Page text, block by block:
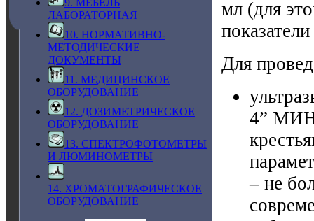
9. МЕБЕЛЬ
ЛАБОРАТОРНАЯ
10. НОРМАТИВНО-
МЕТОДИЧЕСКИЕ
ДОКУМЕНТЫ
11. МЕДИЦИНСКОЕ
ОБОРУДОВАНИЕ
12. ДОЗИМЕТРИЧЕСКОЕ
ОБОРУДОВАНИЕ
13. СПЕКТРОФОТОМЕТРЫ
И ЛЮМИНОМЕТРЫ
14. ХРОМАТОГРАФИЧЕСКОЕ
ОБОРУДОВАНИЕ
мл (для
Для
4”
– не